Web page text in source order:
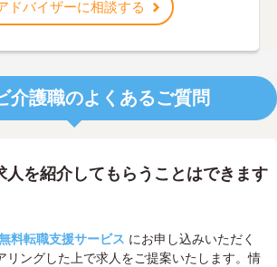
ドバイザーに相談する
介護職のよくあるご質問
人を紹介してもらうことはできます
料転職支援サービス にお申し込みいただく
リングした上で求人をご提案いたします。情